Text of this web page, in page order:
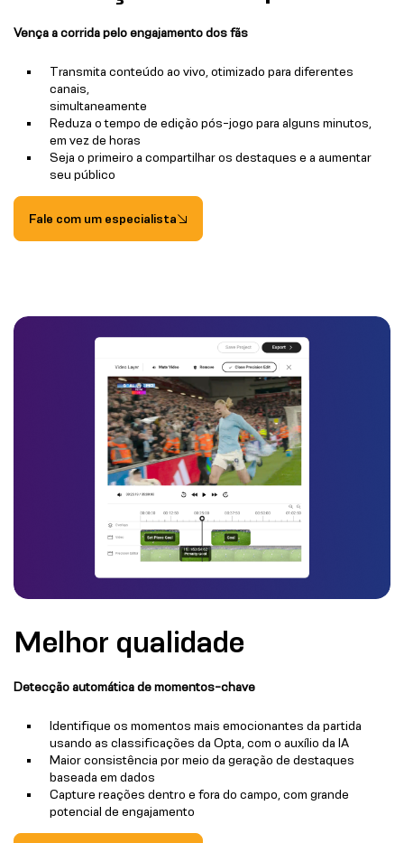
Vença a corrida pelo engajamento dos fãs
Transmita conteúdo ao vivo, otimizado para diferentes
canais,
simultaneamente
Reduza o tempo de edição pós-jogo para alguns minutos,
em vez de horas
Seja o primeiro a compartilhar os destaques e a aumentar
seu público
Fale com um especialista
Melhor qualidade
Detecção automática de momentos-chave
Identifique os momentos mais emocionantes da partida
usando as classificações da Opta, com o auxílio da IA
Maior consistência por meio da geração de destaques
baseada em dados
Capture reações dentro e fora do campo, com grande
potencial de engajamento